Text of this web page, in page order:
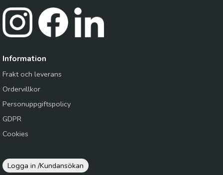
Information
Frakt och leverans
Ordervillkor
Personuppgiftspolicy
GDPR
Cookies
Logga in /Kundansökan